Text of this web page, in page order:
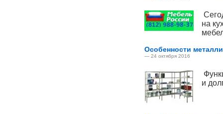
на
Особенности
— 24 октября 2016
и